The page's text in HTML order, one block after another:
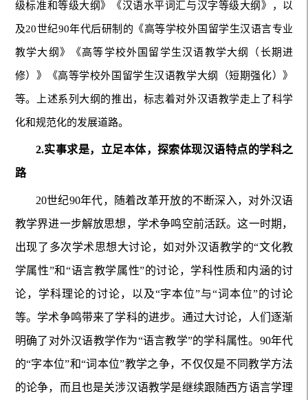
级标准和等级大纲》《汉语水平词汇与汉字等级大纲》，以
及20世纪90年代后研制的《高等学校外国留学生汉语言专业
教学大纲》《高等学校外国留学生汉语教学大纲（长期进
修）》《高等学校外国留学生汉语教学大纲（短期强化）》
等。上述系列大纲的推出，标志着对外汉语教学走上了科学
化和规范化的发展道路。
2.实事求是，立足本体，探索体现汉语特点的学科之
路
20世纪90年代，随着改革开放的不断深入，对外汉语
教学界进一步解放思想，学术争鸣空前活跃。这一时期，
出现了多次学术思想大讨论，如对外汉语教学的“文化教
学属性”和“语言教学属性”的讨论，学科性质和内涵的讨
论，学科理论的讨论，以及“字本位”与“词本位”的讨论
等。学术争鸣带来了学科的进步。通过大讨论，人们逐渐
明确了对外汉语教学作为“语言教学”的学科属性。90年代
的“字本位”和“词本位”教学之争，不仅仅是不同教学方法
的论争，而且也是关涉汉语教学是继续跟随西方语言学理